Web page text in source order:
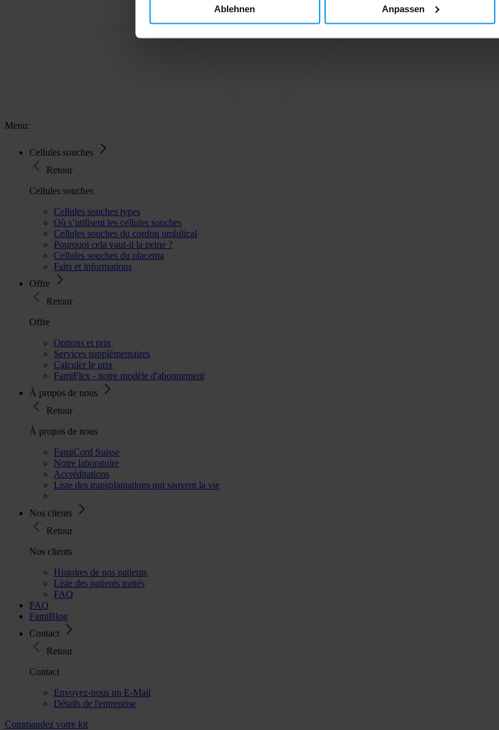
Ablehnen Anpassen
Menu:
Cellules souches
Retour
Cellules souches
Cellules souches types
Où s’utilisent les cellules souches
Cellules souches du cordon ombilical
Pourquoi cela vaut-il la peine ?
Cellules souches du placenta
Faits et informations
Offre
Retour
Offre
Options et prix
Services supplémentaires
Calculer le prix
FamiFlex - notre modèle d'abonnement
À propos de nous
Retour
À propos de nous
FamiCord Suisse
Notre laboratoire
Accréditations
Liste des transplantations qui sauvent la vie
Nos clients
Retour
Nos clients
Histoires de nos patients
Liste des patients traités
FAQ
FAQ
FamiBlog
Contact
Retour
Contact
Envoyez-nous un E-Mail
Détails de l'entreprise
Commandez votre kit